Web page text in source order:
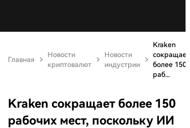
Главная
Новости
криптовалют
Новости
индустрии
Kraken
сокращает
более 150
раб...
Kraken сокращает более 150
рабочих мест, поскольку ИИ